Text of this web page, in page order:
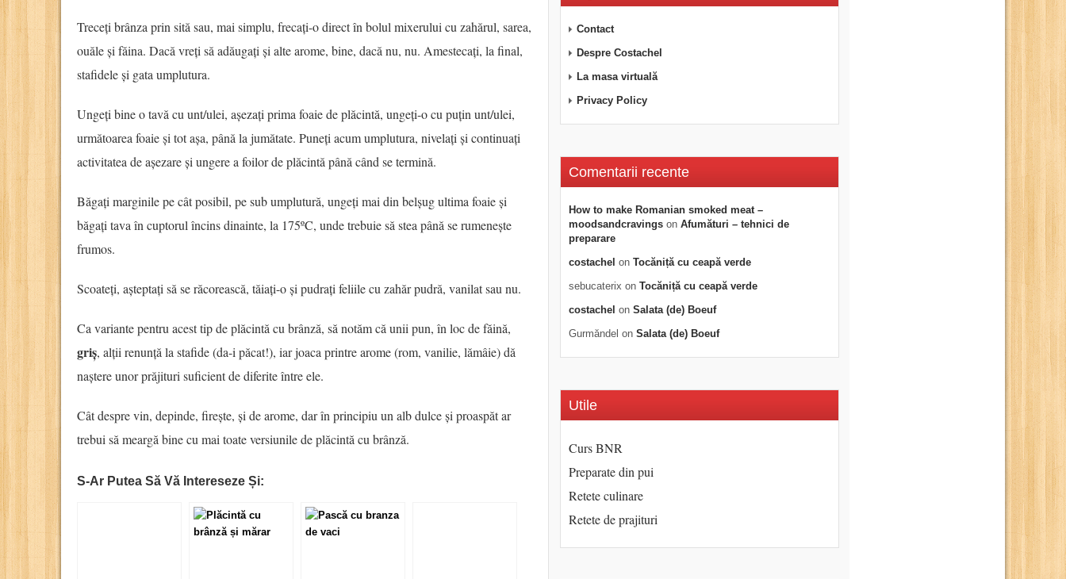
Treceți brânza prin sită sau, mai simplu, frecați-o direct în bolul mixerului cu zahărul, sarea,
ouăle și făina. Dacă vreți să adăugați și alte arome, bine, dacă nu, nu. Amestecați, la final,
stafidele și gata umplutura.
Ungeți bine o tavă cu unt/ulei, așezați prima foaie de plăcintă, ungeți-o cu puțin unt/ulei,
următoarea foaie și tot așa, până la jumătate. Puneți acum umplutura, nivelați și continuați
activitatea de așezare și ungere a foilor de plăcintă până când se termină.
Băgați marginile pe cât posibil, pe sub umplutură, ungeți mai din belșug ultima foaie și
băgați tava în cuptorul încins dinainte, la 175ºC, unde trebuie să stea până se rumenește
frumos.
Scoateți, așteptați să se răcorească, tăiați-o și pudrați feliile cu zahăr pudră, vanilat sau nu.
Ca variante pentru acest tip de plăcintă cu brânză, să notăm că unii pun, în loc de făină,
griș, alții renunță la stafide (da-i păcat!), iar joaca printre arome (rom, vanilie, lămâie) dă
naștere unor prăjituri suficient de diferite între ele.
Cât despre vin, depinde, firește, și de arome, dar în principiu un alb dulce și proaspăt ar
trebui să meargă bine cu mai toate versiunile de plăcintă cu brânză.
S-Ar Putea Să Vă Intereseze Și:
Contact
Despre Costachel
La masa virtuală
Privacy Policy
Comentarii recente
How to make Romanian smoked meat –
moodsandcravings on Afumături – tehnici de
preparare
costachel on Tocăniță cu ceapă verde
sebucaterix on Tocăniță cu ceapă verde
costachel on Salata (de) Boeuf
Gurmăndel on Salata (de) Boeuf
Utile
Curs BNR
Preparate din pui
Retete culinare
Retete de prajituri